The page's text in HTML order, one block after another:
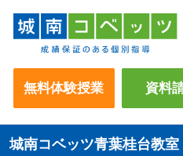
無料体験授業 資料
城南コベッツ青葉桂台教室